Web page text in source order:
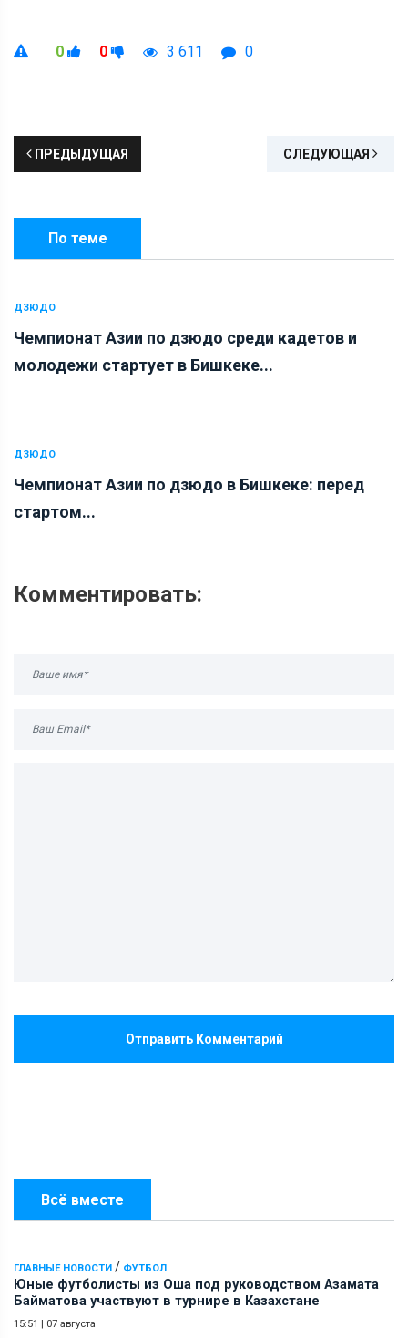
Всё вместе
ГЛАВНЫЕ НОВОСТИ / ФУТБОЛ
Юные футболисты из Оша под руководством Азамата
Байматова участвуют в турнире в Казахстане
15:51 | 07 августа
0 0 3 611 0
ПРЕДЫДУЩАЯ СЛЕДУЮЩАЯ
По теме
ДЗЮДО
Чемпионат Азии по дзюдо среди кадетов и
молодежи стартует в Бишкеке...
ДЗЮДО
Чемпионат Азии по дзюдо в Бишкеке: перед
стартом...
Комментировать:
Отправить Комментарий